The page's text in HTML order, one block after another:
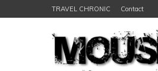
TRAVEL CHRONIC Contact